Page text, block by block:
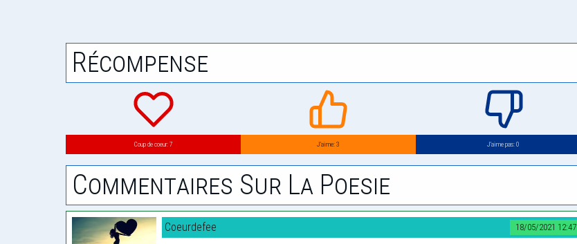
Récompense
Coup de coeur: 7 J’aime: 3 J’aime pas: 0
Commentaires Sur La Poesie
18/05/2021 12:47
Coeurdefee